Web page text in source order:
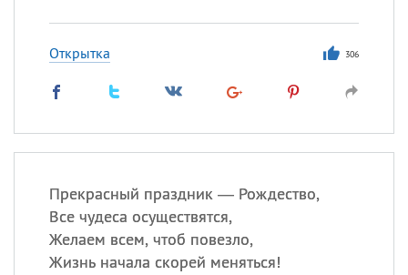
Открытка 306
Прекрасный праздник — Рождество,
Все чудеса осуществятся,
Желаем всем, чтоб повезло,
Жизнь начала скорей меняться!